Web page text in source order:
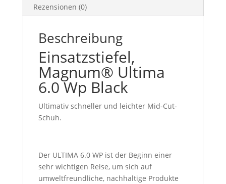
Rezensionen (0)
Beschreibung
Einsatzstiefel,
Magnum® Ultima
6.0 Wp Black
Ultimativ schneller und leichter Mid-Cut-
Schuh.
Der ULTIMA 6.0 WP ist der Beginn einer
sehr wichtigen Reise, um sich auf
umweltfreundliche, nachhaltige Produkte